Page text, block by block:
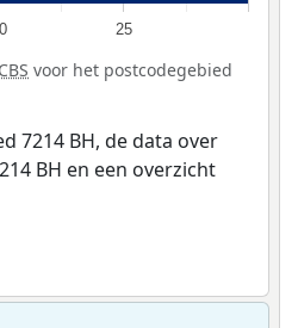
25
CBS voor het postcodegebied
7214 BH, de data over
BH en een overzicht